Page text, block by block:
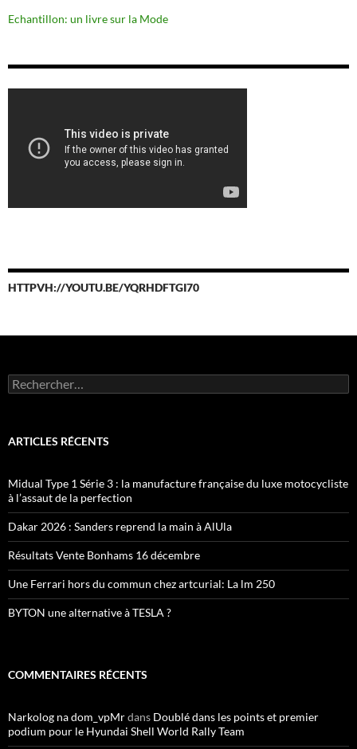
Echantillon: un livre sur la Mode
HTTPVH://YOUTU.BE/YQRHDFTGI70
Rechercher :
ARTICLES RÉCENTS
Midual Type 1 Série 3 : la manufacture française du luxe motocycliste
à l’assaut de la perfection
Dakar 2026 : Sanders reprend la main à AlUla
Résultats Vente Bonhams 16 décembre
Une Ferrari hors du commun chez artcurial: La lm 250
BYTON une alternative à TESLA ?
COMMENTAIRES RÉCENTS
Narkolog na dom_vpMrdans Doublé dans les points et premier
podium pour le Hyundai Shell World Rally Team